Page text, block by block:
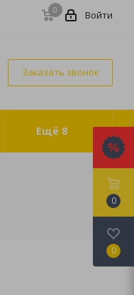
0 Войти
Заказать звонок
Ещё 8
0
0